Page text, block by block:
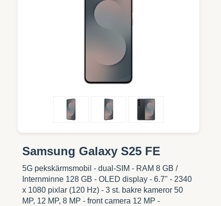
Samsung Galaxy S25 FE
5G pekskärmsmobil - dual-SIM - RAM 8 GB /
Internminne 128 GB - OLED display - 6.7" - 2340
x 1080 pixlar (120 Hz) - 3 st. bakre kameror 50
MP, 12 MP, 8 MP - front camera 12 MP -